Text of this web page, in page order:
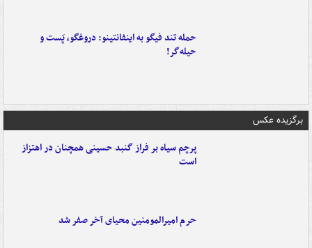
حمله تند فیگو به اینفانتینو: دروغگو، پَست‌ و
حیله‌گر!
برگزیده عکس
پرچم سیاه بر فراز گنبد حسینی همچنان در اهتزاز
است
حرم امیرالمومنین محیای آخر صفر شد